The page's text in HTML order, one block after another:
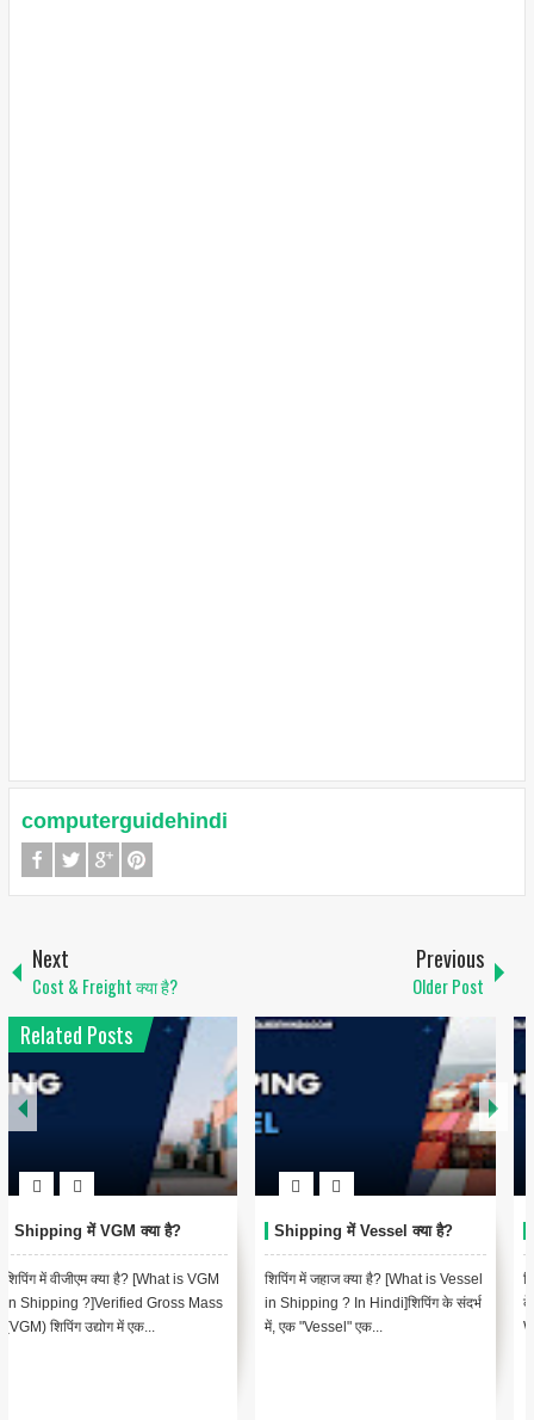
computerguidehindi
Next
Cost & Freight क्या है?
Previous
Older Post
Related Posts
Shipping में Vessel क्या है?
शिपिंग में जहाज क्या है? [What is Vessel
in Shipping ? In Hindi]शिपिंग के संदर्भ
में, एक "Vessel" एक...
Shipping में AWB क्या है?
शिपिंग में एयर वेबिल (एडब्ल्यूबी): एयर कार्गो
के लिए एक आवश्यक दस्तावेज़ [Air
Waybill (AWB) in Shipp...